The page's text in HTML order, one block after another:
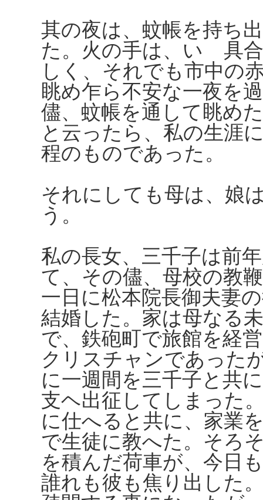
其の夜は、蚊帳を持ち
た。火の手は、いゝ具
しく、それでも市中の
眺め乍ら不安な一夜を
儘、蚊帳を通して眺め
と云ったら、私の生涯
程のものであった。
それにしても母は、娘
う。
私の長女、三千子は前
て、その儘、母校の教
一日に松本院長御夫妻
結婚した。家は母なる
で、鉄砲町で旅館を経
クリスチャンであった
に一週間を三千子と共
支ヘ出征してしまった
に仕へると共に、家業
で生徒に教へた。そろ
を積んだ荷車が、今日
誰れも彼も焦り出した